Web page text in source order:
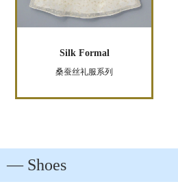
Silk Formal
桑蚕丝礼服系列
― Shoes